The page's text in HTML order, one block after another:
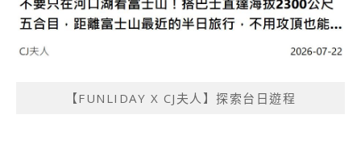
【FUNLIDAY X CJ夫人】探索台日遊程